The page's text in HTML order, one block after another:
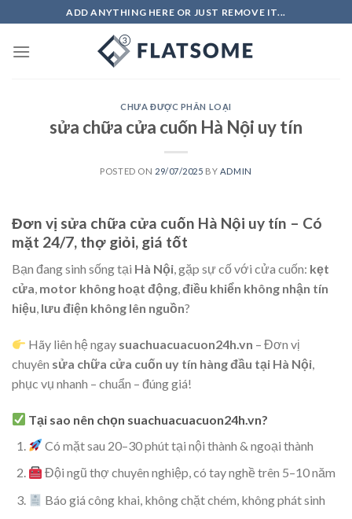
to
content
ADD ANYTHING HERE OR JUST REMOVE IT...
CHƯA ĐƯỢC PHÂN LOẠI
sửa chữa cửa cuốn Hà Nội uy tín
POSTED ON 29/07/2025 BY ADMIN
Đơn vị sửa chữa cửa cuốn Hà Nội uy tín – Có
mặt 24/7, thợ giỏi, giá tốt
Bạn đang sinh sống tại Hà Nội, gặp sự cố với cửa cuốn: kẹt
cửa, motor không hoạt động,điều khiển không nhận tín
hiệu, lưu điện không lên nguồn?
Hãy liên hệ ngay suachuacuacuon24h.vn – Đơn vị
chuyên sửa chữa cửa cuốn uy tín hàng đầu tại Hà Nội,
phục vụ nhanh – chuẩn – đúng giá!
Tại sao nên chọn suachuacuacuon24h.vn?
Có mặt sau 20–30 phút tại nội thành & ngoại thành
Đội ngũ thợ chuyên nghiệp, có tay nghề trên 5–10 năm
Báo giá công khai, không chặt chém, không phát sinh